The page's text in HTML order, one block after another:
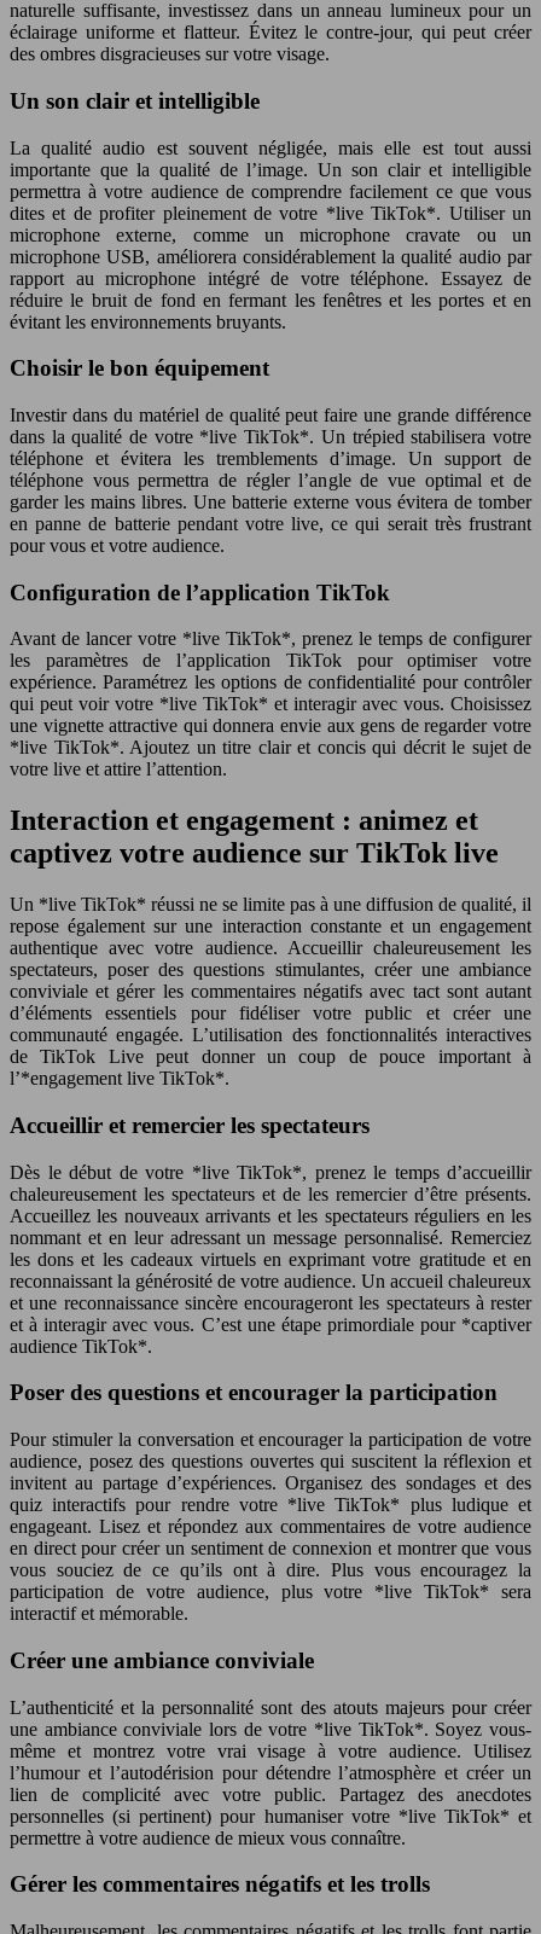
naturelle suffisante, investissez dans un anneau lumineux pour un
éclairage uniforme et flatteur. Évitez le contre-jour, qui peut créer
des ombres disgracieuses sur votre visage.
Un son clair et intelligible
La qualité audio est souvent négligée, mais elle est tout aussi
importante que la qualité de l’image. Un son clair et intelligible
permettra à votre audience de comprendre facilement ce que vous
dites et de profiter pleinement de votre *live TikTok*. Utiliser un
microphone externe, comme un microphone cravate ou un
microphone USB, améliorera considérablement la qualité audio par
rapport au microphone intégré de votre téléphone. Essayez de
réduire le bruit de fond en fermant les fenêtres et les portes et en
évitant les environnements bruyants.
Choisir le bon équipement
Investir dans du matériel de qualité peut faire une grande différence
dans la qualité de votre *live TikTok*. Un trépied stabilisera votre
téléphone et évitera les tremblements d’image. Un support de
téléphone vous permettra de régler l’angle de vue optimal et de
garder les mains libres. Une batterie externe vous évitera de tomber
en panne de batterie pendant votre live, ce qui serait très frustrant
pour vous et votre audience.
Configuration de l’application TikTok
Avant de lancer votre *live TikTok*, prenez le temps de configurer
les paramètres de l’application TikTok pour optimiser votre
expérience. Paramétrez les options de confidentialité pour contrôler
qui peut voir votre *live TikTok* et interagir avec vous. Choisissez
une vignette attractive qui donnera envie aux gens de regarder votre
*live TikTok*. Ajoutez un titre clair et concis qui décrit le sujet de
votre live et attire l’attention.
Interaction et engagement : animez et
captivez votre audience sur TikTok live
Un *live TikTok* réussi ne se limite pas à une diffusion de qualité, il
repose également sur une interaction constante et un engagement
authentique avec votre audience. Accueillir chaleureusement les
spectateurs, poser des questions stimulantes, créer une ambiance
conviviale et gérer les commentaires négatifs avec tact sont autant
d’éléments essentiels pour fidéliser votre public et créer une
communauté engagée. L’utilisation des fonctionnalités interactives
de TikTok Live peut donner un coup de pouce important à
l’*engagement live TikTok*.
Accueillir et remercier les spectateurs
Dès le début de votre *live TikTok*, prenez le temps d’accueillir
chaleureusement les spectateurs et de les remercier d’être présents.
Accueillez les nouveaux arrivants et les spectateurs réguliers en les
nommant et en leur adressant un message personnalisé. Remerciez
les dons et les cadeaux virtuels en exprimant votre gratitude et en
reconnaissant la générosité de votre audience. Un accueil chaleureux
et une reconnaissance sincère encourageront les spectateurs à rester
et à interagir avec vous. C’est une étape primordiale pour *captiver
audience TikTok*.
Poser des questions et encourager la participation
Pour stimuler la conversation et encourager la participation de votre
audience, posez des questions ouvertes qui suscitent la réflexion et
invitent au partage d’expériences. Organisez des sondages et des
quiz interactifs pour rendre votre *live TikTok* plus ludique et
engageant. Lisez et répondez aux commentaires de votre audience
en direct pour créer un sentiment de connexion et montrer que vous
vous souciez de ce qu’ils ont à dire. Plus vous encouragez la
participation de votre audience, plus votre *live TikTok* sera
interactif et mémorable.
Créer une ambiance conviviale
L’authenticité et la personnalité sont des atouts majeurs pour créer
une ambiance conviviale lors de votre *live TikTok*. Soyez vous-
même et montrez votre vrai visage à votre audience. Utilisez
l’humour et l’autodérision pour détendre l’atmosphère et créer un
lien de complicité avec votre public. Partagez des anecdotes
personnelles (si pertinent) pour humaniser votre *live TikTok* et
permettre à votre audience de mieux vous connaître.
Gérer les commentaires négatifs et les trolls